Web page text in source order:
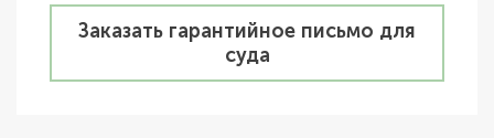
Заказать гарантийное письмо для
суда